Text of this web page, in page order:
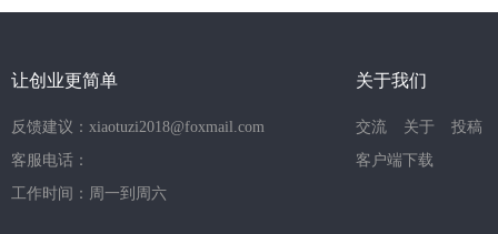
让创业更简单
反馈建议：xiaotuzi2018@foxmail.com
客服电话：
工作时间：周一到周六
关于我们
交流 关于
投稿
客户端下载